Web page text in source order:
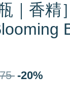
｜香精
-20%